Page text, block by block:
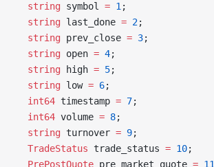
  string
symbol = 1 ;
  string
last_done = 2;
  string
prev_close = 3;
  string
open = 4;
  string
high = 5;
  string
low = 6;
  int64
timestamp = 7;
  int64
volume = 8;
  string
turnover = 9;
  TradeStatus
trade_status = 10;
  PrePostQuote
pre_market_quote = 11